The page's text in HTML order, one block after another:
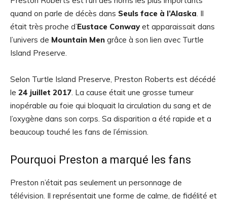
quand on parle de décès dans Seuls face à l’Alaska. Il
était très proche d’Eustace Conwayet apparaissait dans
l’univers de Mountain Men grâce à son lien avec Turtle
Island Preserve.
Selon Turtle Island Preserve, Preston Roberts est décédé
le 24 juillet 2017. La cause était une grosse tumeur
inopérable au foie qui bloquait la circulation du sang et de
l’oxygène dans son corps. Sa disparition a été rapide et a
beaucoup touché les fans de l’émission.
Pourquoi Preston a marqué les fans
Preston n’était pas seulement un personnage de
télévision. Il représentait une forme de calme, de fidélité et